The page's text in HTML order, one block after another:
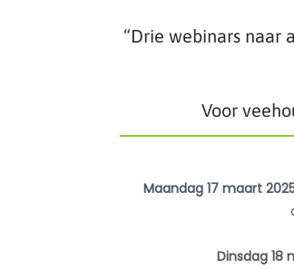
“Drie webinars naar
Voor
Maandag 17 maart
Dinsdag 18